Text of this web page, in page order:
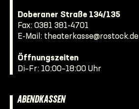
Doberaner Straße 134/135
Fax: 0381 381-4701
E-Mail: theaterkasse@rostock.de
Öffnungszeiten
Di–Fr: 10:00–18:00 Uhr
ABENDKASSEN